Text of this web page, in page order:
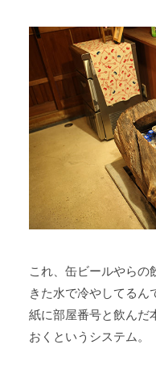
これ、缶ビールやらの
きた水で冷やしてるん
紙に部屋番号と飲んだ
おくというシステム。